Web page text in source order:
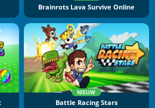
Brainrots Lava Survive Online
NIEUW
Battle Racing Stars